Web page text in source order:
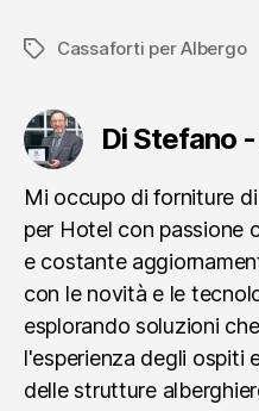
Tag Cassaforti per Albergo
Di Stefano
Mi occupo di forniture
per Hotel con passione
e costante
con le novità e le
esplorando soluzioni
l'esperienza degli ospiti
delle strutture